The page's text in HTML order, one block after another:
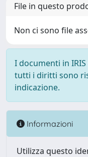
File in questo
Non ci sono file
I documenti in
tutti i diritti sono
indicazione.
Informazioni
Utilizza questo